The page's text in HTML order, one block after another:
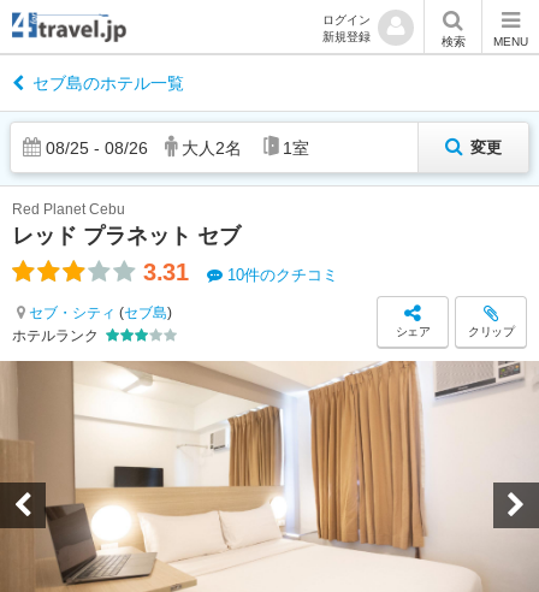
ログイン
新規登録
検索 MENU
セブ島のホテル一覧
08/25 - 08/26 大人 2名 1室 変更
レッド プラネット セブ
Red Planet Cebu
3.31 10件のクチコミ
セブ・シティ (セブ島)
ホテルランク
シェア クリップ